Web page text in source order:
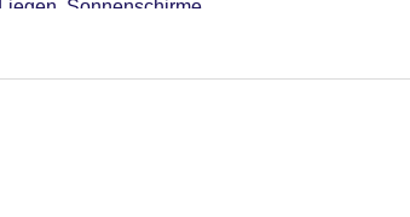
Sonnenschirme